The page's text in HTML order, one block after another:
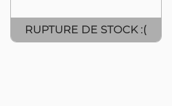
RUPTURE DE STOCK :(